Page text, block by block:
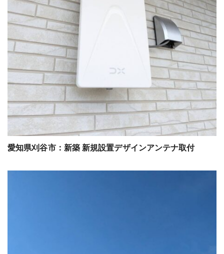
愛知県刈谷市：新築 新規設置デザインアンテナ取付